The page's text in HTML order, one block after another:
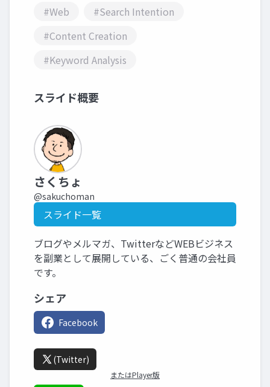
#Web
#Search Intention
#Content Creation
#Keyword Analysis
スライド概要
さくちょ
@sakuchoman
スライド一覧
ブログやメルマガ、TwitterなどWEBビジネス
を副業として展開している、ごく普通の会社員
です。
シェア
Facebook
(Twitter)
またはPlayer版